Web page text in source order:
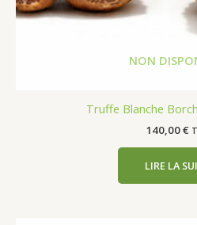
Truffe Blanche
140,00€
LIRE LA